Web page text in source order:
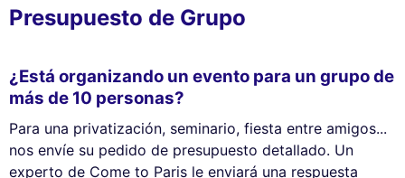
Presupuesto de Grupo
¿Está organizando un evento para un grupo de
más de 10 personas?
Para una privatización, seminario, fiesta entre amigos...
nos envíe su pedido de presupuesto detallado. Un
experto de Come to Paris le enviará una respuesta